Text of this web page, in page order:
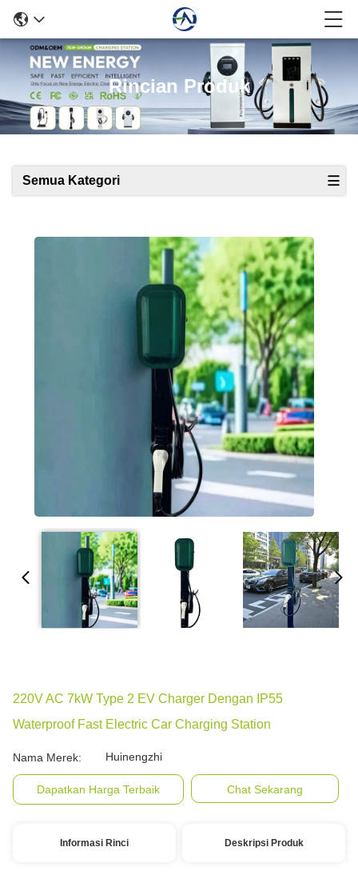
Rincian Produk
Semua Kategori
220V AC 7kW Type 2 EV Charger Dengan IP55
Waterproof Fast Electric Car Charging Station
Nama Merek: Huinengzhi
Dapatkan Harga Terbaik Chat Sekarang
Informasi Rinci Deskripsi Produk